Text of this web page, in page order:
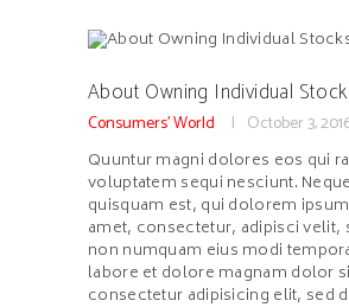
About Owning Individual
Consumers' World October 3,
Quuntur magni dolores eos qui
voluptatem sequi nesciunt.
quisquam est, qui dolorem
amet, consectetur, adipisci velit,
non numquam eius modi
labore et dolore magnam dolor
consectetur adipisicing elit, sed